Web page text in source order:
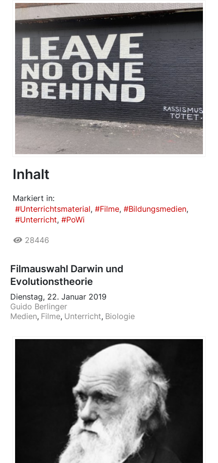
Inhalt
Markiert in:
Unterrichtsmaterial
Filme
Bildungsmedien
Unterricht
PoWi
28446
​Filmauswahl Darwin und
Evolutionstheorie
Dienstag, 22. Januar 2019
Guido Berlinger
Medien Filme Unterricht Biologie